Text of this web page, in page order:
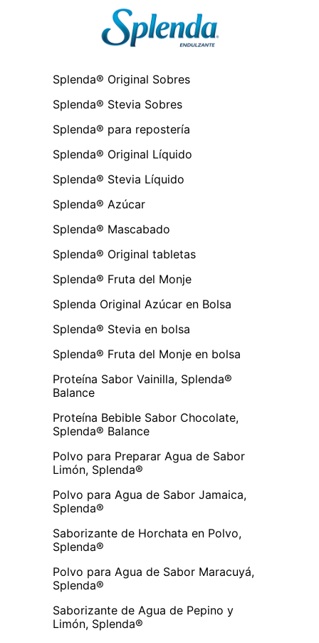
Splenda® Original Sobres
Splenda® Stevia Sobres
Splenda® para repostería
Splenda® Original Líquido
Splenda® Stevia Líquido
Splenda® Azúcar
Splenda® Mascabado
Splenda® Original tabletas
Splenda® Fruta del Monje
Splenda Original Azúcar en Bolsa
Splenda® Stevia en bolsa
Splenda® Fruta del Monje en bolsa
Proteína Sabor Vainilla, Splenda®
Balance
Proteína Bebible Sabor Chocolate,
Splenda® Balance
Polvo para Preparar Agua de Sabor
Limón, Splenda®
Polvo para Agua de Sabor Jamaica,
Splenda®
Saborizante de Horchata en Polvo,
Splenda®
Polvo para Agua de Sabor Maracuyá,
Splenda®
Saborizante de Agua de Pepino y
Limón, Splenda®